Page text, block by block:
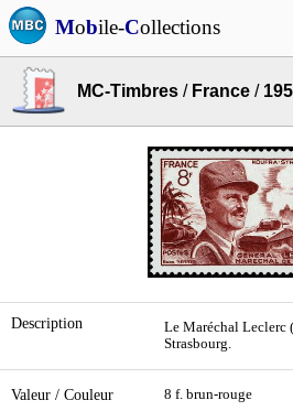
Mobile-Collections
MC-Timbres / France /
Description
Le Maréchal Leclerc
Strasbourg.
Valeur / Couleur 8 f. brun-rouge